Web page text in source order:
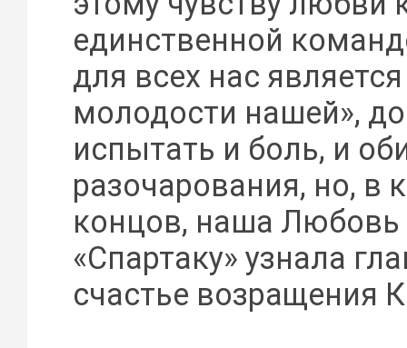
единственной
для всех нас
молодости нашей»,
испытать и боль, и
разочарования, но, в
концов, наша Любовь
«Спартаку» узнала
счастье возращения